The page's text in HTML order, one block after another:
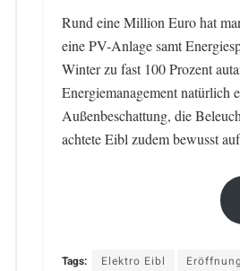
Rund eine Million Euro hat
eine PV-Anlage samt
Winter zu fast 100 Prozent
Energiemanagement natürlich
Außenbeschattung, die
achtete Eibl zudem bewusst
Tags: Elektro Eibl Eröffnung